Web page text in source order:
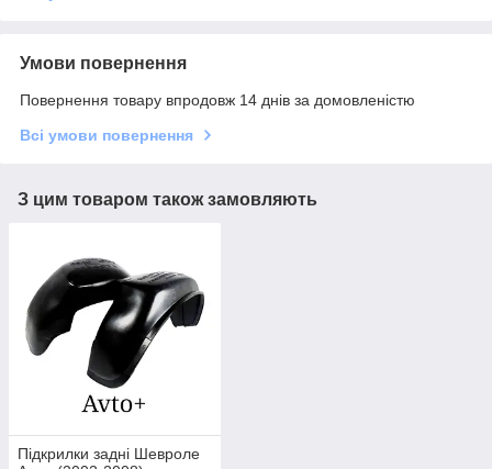
Умови повернення
Повернення товару впродовж 14 днів за домовленістю
Всі умови повернення
З цим товаром також замовляють
Підкрилки задні Шевроле